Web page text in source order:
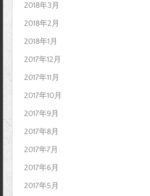
2018年3月
2018年2月
2018年1月
2017年12月
2017年11月
2017年10月
2017年9月
2017年8月
2017年7月
2017年6月
2017年5月